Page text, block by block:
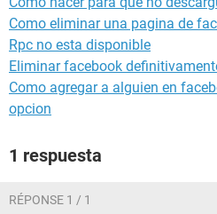
Como eliminar una pagina de
Rpc no esta disponible
Eliminar facebook
Como agregar a alguien en
opcion
1 respuesta
RÉPONSE 1 / 1